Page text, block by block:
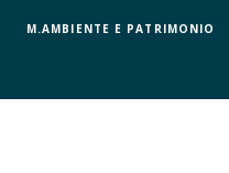
M.AMBIENTE E PATRIMONIO